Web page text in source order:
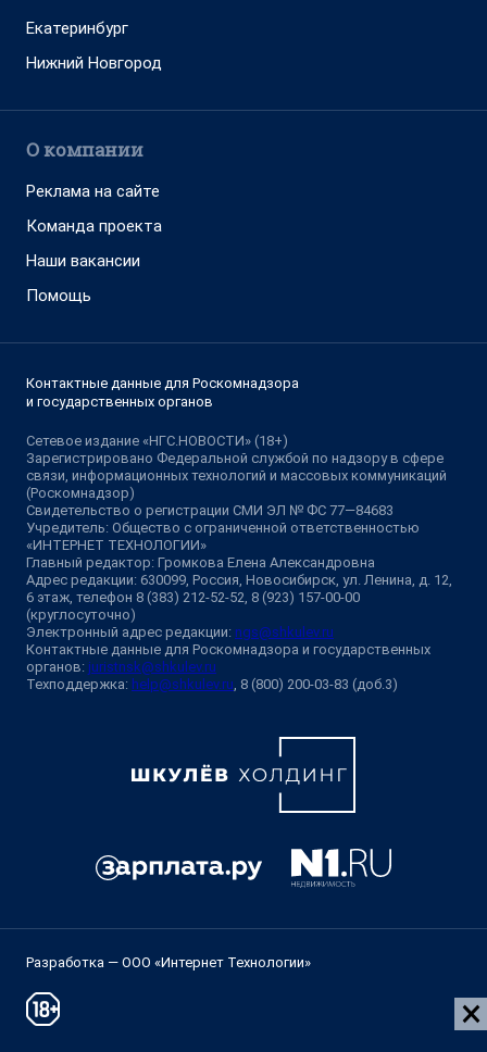
Екатеринбург
Нижний Новгород
О компании
Реклама на сайте
Команда проекта
Наши вакансии
Помощь
Контактные данные для Роскомнадзора
и государственных органов
Сетевое издание «НГС.НОВОСТИ» (18+)
Зарегистрировано Федеральной службой по надзору в сфере
связи, информационных технологий и массовых коммуникаций
(Роскомнадзор)
Свидетельство о регистрации СМИ ЭЛ № ФС 77—84683
Учредитель: Общество с ограниченной ответственностью
«ИНТЕРНЕТ ТЕХНОЛОГИИ»
Главный редактор: Громкова Елена Александровна
Адрес редакции: 630099, Россия, Новосибирск, ул. Ленина, д. 12,
6 этаж, телефон 8 (383) 212-52-52, 8 (923) 157-00-00
(круглосуточно)
Электронный адрес редакции: ngs@shkulev.ru
Контактные данные для Роскомнадзора и государственных
органов: juristnsk@shkulev.ru
Техподдержка: help@shkulev.ru , 8 (800) 200-03-83 (доб.3)
Разработка — ООО «Интернет Технологии»